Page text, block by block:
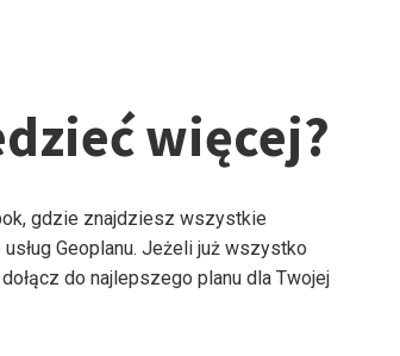
więcej?
gdzie znajdziesz wszystkie
Geoplanu. Jeżeli już wszystko
do najlepszego planu dla Twojej